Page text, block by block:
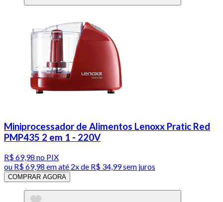
Miniprocessador de Alimentos Lenoxx Pratic Red
PMP435 2 em 1 - 220V
R$ 69,98 no PIX
ou R$ 69,98 em até 2x de R$ 34,99 sem juros
COMPRAR AGORA